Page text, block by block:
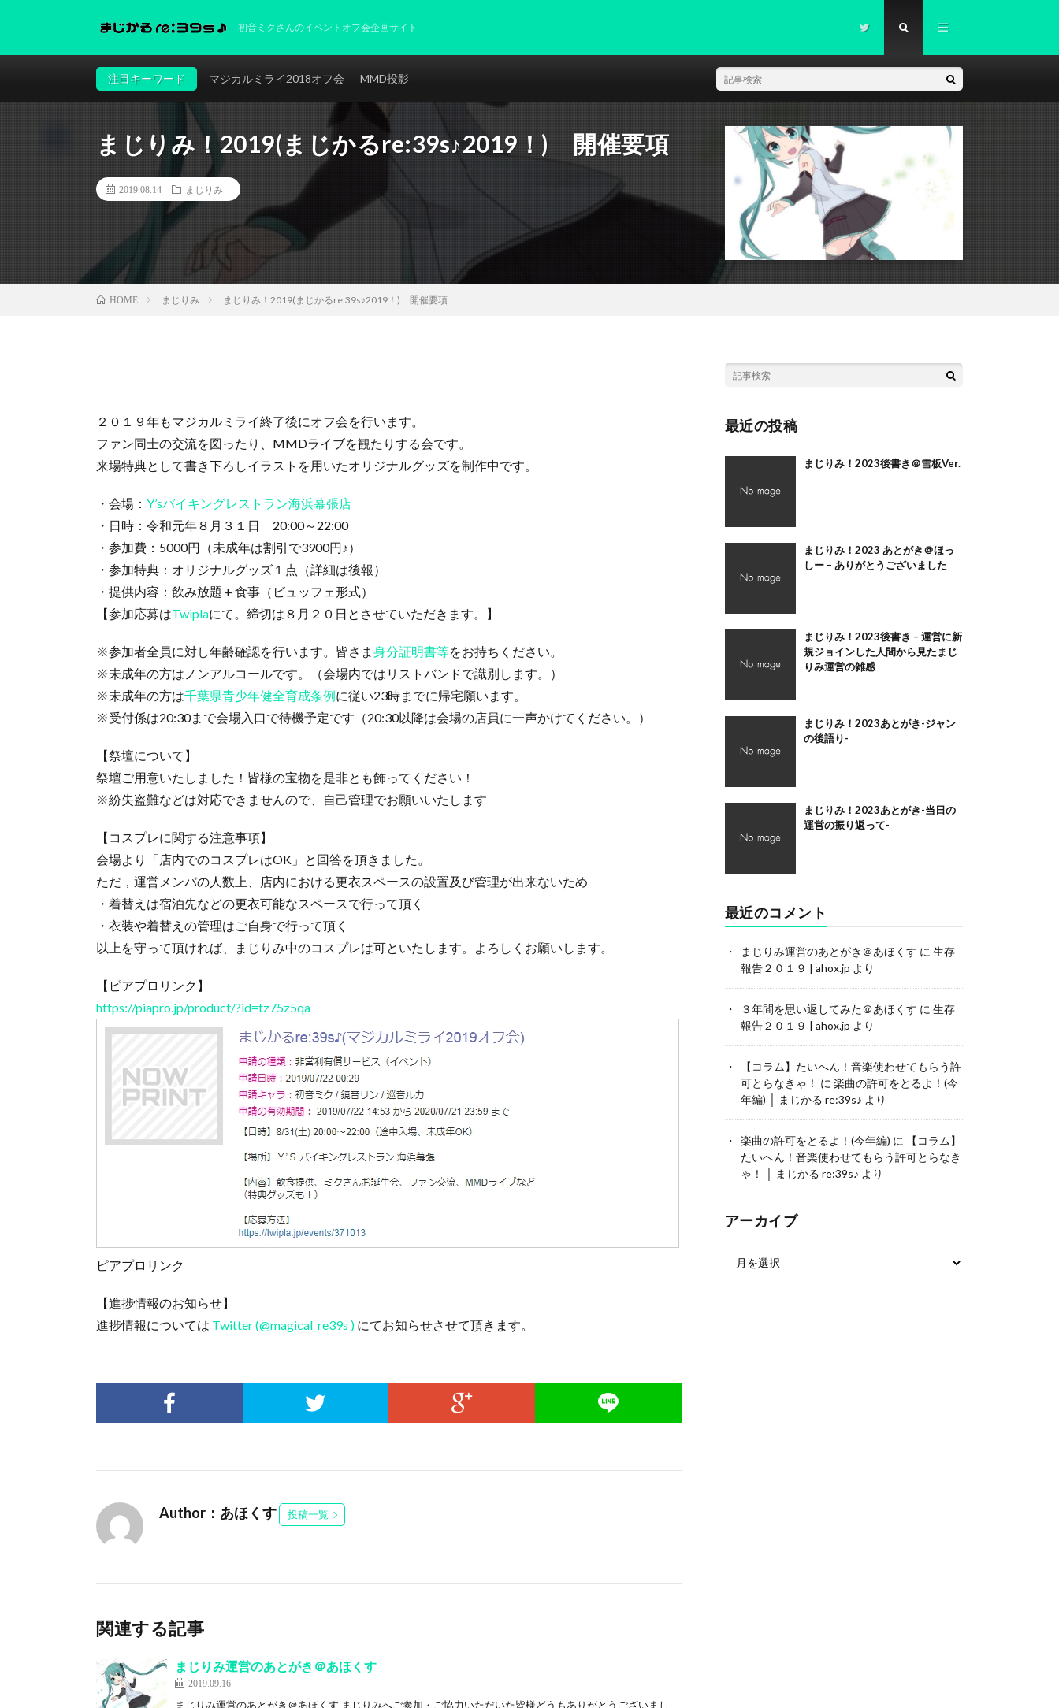
初音ミクさんのイベントオフ会企画サイト
注目キーワード マジカルミライ2018オフ会 MMD投影
まじりみ！2019(まじかるre:39s♪2019！) 開催要項
2019.08.14 まじりみ
HOME まじりみ まじりみ！2019(まじかるre:39s♪2019！) 開催要項
２０１９年もマジカルミライ終了後にオフ会を行います。
ファン同士の交流を図ったり、MMDライブを観たりする会です。
来場特典として書き下ろしイラストを用いたオリジナルグッズを制作中です。
・会場： Y’sバイキングレストラン海浜幕張店
・日時：令和元年８月３１日 20:00～22:00
・参加費：5000円（未成年は割引で3900円♪）
・参加特典：オリジナルグッズ１点（詳細は後報）
・提供内容：飲み放題 + 食事（ビュッフェ形式）
【参加応募はTwiplaにて。締切は８月２０日とさせていただきます。】
※参加者全員に対し年齢確認を行います。皆さま 身分証明書等をお持ちください。
※未成年の方はノンアルコールです。（会場内ではリストバンドで識別します。）
※未成年の方は千葉県青少年健全育成条例に従い23時までに帰宅願います。
※受付係は20:30まで会場入口で待機予定です（20:30以降は会場の店員に一声かけてください。）
【祭壇について】
祭壇ご用意いたしました！皆様の宝物を是非とも飾ってください！
※紛失盗難などは対応できませんので、自己管理でお願いいたします
【コスプレに関する注意事項】‪
会場より「店内でのコスプレはOK」と回答を頂きました‬。
ただ，運営メンバの人数上、店内における更衣スペースの設置及び管理が出来ないため‪
・着替えは宿泊先などの更衣可能なスペースで行って頂く‪
・衣装や着替えの管理はご自身で行って頂く‬‪
以上を守って頂ければ、まじりみ中のコスプレは可といたします‬。‪よろしくお願いします‬。
【ピアプロリンク】
https://piapro.jp/product/?id=tz75z5qa
ピアプロリンク
【進捗情報のお知らせ】
進捗情報については Twitter (@magical_re39s ) にてお知らせさせて頂きます。
Author：あほくす 投稿一覧
関連する記事
まじりみ運営のあとがき＠あほくす
2019.09.16
まじりみ運営のあとがき＠あほくす まじりみへご参加・ご協力いただいた皆様どうもありがとうございまし
最近の投稿
まじりみ！2023後書き＠雪板Ver.
まじりみ！2023 あとがき＠ほっ
しー – ありがとうございました
まじりみ！2023後書き – 運営に新
規ジョインした人間から見たまじ
りみ運営の雑感
まじりみ！2023あとがき-ジャン
の後語り-
まじりみ！2023あとがき-当日の
運営の振り返って-
最近のコメント
まじりみ運営のあとがき＠あほくす に 生存
報告２０１９ | ahox.jp より
３年間を思い返してみた＠あほくす に 生存
報告２０１９ | ahox.jp より
【コラム】たいへん！音楽使わせてもらう許
可とらなきゃ！ に 楽曲の許可をとるよ！(今
年編) │ まじかる re:39s♪ より
楽曲の許可をとるよ！(今年編) に
【コラム】
たいへん！音楽使わせてもらう許可とらなき
ゃ！ │ まじかる re:39s♪ より
アーカイブ